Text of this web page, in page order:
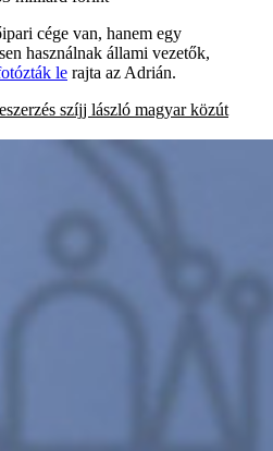
cége van, hanem egy
használnak állami vezetők,
le rajta az Adrián.
szíjj lászló magyar közút